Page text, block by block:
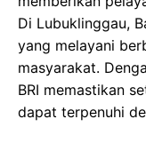
Di Lubuklinggau,
yang melayani
masyarakat.
BRI memastikan
dapat terpenuhi